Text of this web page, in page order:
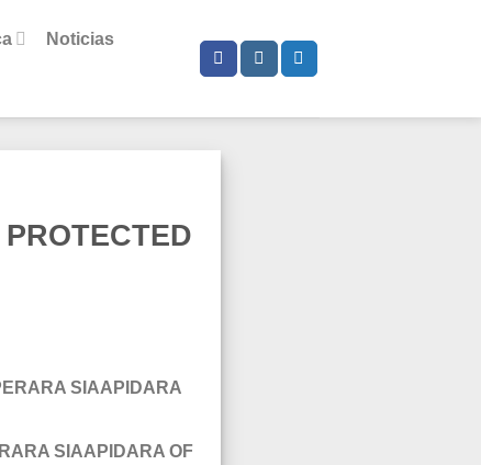
Noticias
SIAAPIDARA
SIAAPIDARA OF